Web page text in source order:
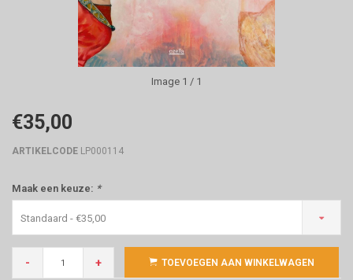
Image 1 / 1
€35,00
ARTIKELCODE LP000114
Maak een keuze: *
Standaard - €35,00
- + TOEVOEGEN AAN WINKELWAGEN